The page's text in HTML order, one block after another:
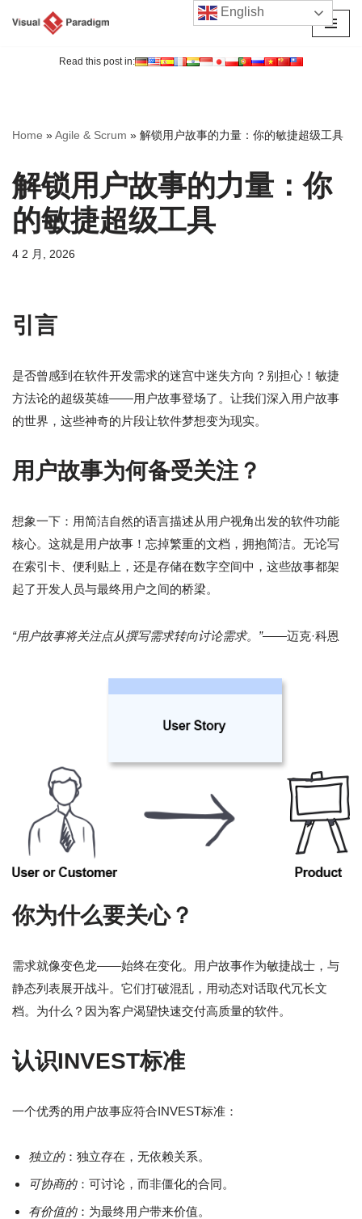
Read this post in:
Home »Agile & Scrum » 解锁用户故事的力量：你的敏捷超级工具
解锁用户故事的力量：你
的敏捷超级工具
4 2 月, 2026
引言
是否曾感到在软件开发需求的迷宫中迷失方向？别担心！敏捷
方法论的超级英雄——用户故事登场了。让我们深入用户故事
的世界，这些神奇的片段让软件梦想变为现实。
用户故事为何备受关注？
想象一下：用简洁自然的语言描述从用户视角出发的软件功能
核心。这就是用户故事！忘掉繁重的文档，拥抱简洁。无论写
在索引卡、便利贴上，还是存储在数字空间中，这些故事都架
起了开发人员与最终用户之间的桥梁。
“用户故事将关注点从撰写需求转向讨论需求。”——迈克·科恩
你为什么要关心？
需求就像变色龙——始终在变化。用户故事作为敏捷战士，与
静态列表展开战斗。它们打破混乱，用动态对话取代冗长文
档。为什么？因为客户渴望快速交付高质量的软件。
认识INVEST标准
一个优秀的用户故事应符合INVEST标准：
独立的：独立存在，无依赖关系。
可协商的：可讨论，而非僵化的合同。
有价值的：为最终用户带来价值。
English